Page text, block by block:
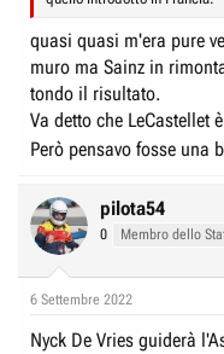
quasi quasi m'era pure
muro ma Sainz in
tondo il risultato.
Va detto che LeCastellet
Però pensavo fosse una
pilota54
0 Membro dello
6 Settembre 2022
Nyck De Vries guiderà